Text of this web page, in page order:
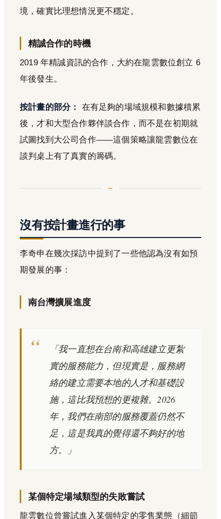
境，確實比理想情況更不穩定。
精誠合作的時機
2019 年精誠資訊的合作，大約在龍雲數位創立 6
年後發生。
按計畫的部分：
在有足夠的場域規模和數據積累
後，才和大型合作夥伴談合作，而不是在初期就
試圖找到大公司合作——這個策略讓龍雲數位在
談判桌上有了真實的籌碼。
沒有按計畫進行的事
李奇申在幾次採訪中提到了一些他認為沒有如預
期發展的事：
南台灣擴展進度
「我一直想在台南和高雄建立更紮
實的服務能力，但現實是，服務網
絡的建立需要本地的人才和基礎設
施，這比我預想的更複雜。2026
年，我們在南部的服務覆蓋仍然不
足，這是我真的覺得還不夠好的地
方。」
某個特定場域類型的失敗嘗試
龍雲數位曾嘗試進入某個特定的零售業態（細節